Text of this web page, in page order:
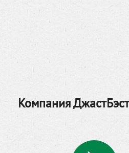
Компания